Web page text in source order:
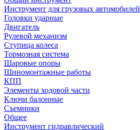
Инструмент для грузовых автомобилей
Головки ударные
Двигатель
Рулевой механизм
Ступица колеса
Тормозная система
Шаровые опоры
Шиномонтажные работы
КПП
Элементы ходовой части
Ключи балонные
Съемники
Общее
Инструмент гидравлический